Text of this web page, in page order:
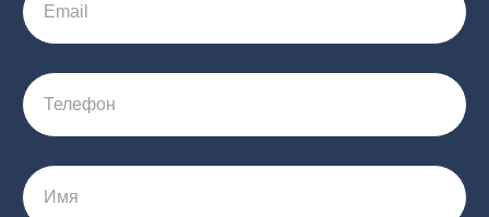
Email
Телефон
Имя